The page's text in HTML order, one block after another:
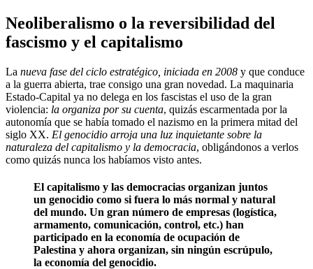
Neoliberalismo o la reversibilidad del
fascismo y el capitalismo
La nueva fase del ciclo estratégico, iniciada en 2008 y que conduce
a la guerra abierta, trae consigo una gran novedad. La maquinaria
Estado-Capital ya no delega en los fascistas el uso de la gran
violencia: la organiza por su cuenta, quizás escarmentada por la
autonomía que se había tomado el nazismo en la primera mitad del
siglo XX. El genocidio arroja una luz inquietante sobre la
naturaleza del capitalismo y la democracia, obligándonos a verlos
como quizás nunca los habíamos visto antes.
El capitalismo y las democracias organizan juntos
un genocidio como si fuera lo más normal y natural
del mundo. Un gran número de empresas (logística,
armamento, comunicación, control, etc.) han
participado en la economía de ocupación de
Palestina y ahora organizan, sin ningún escrúpulo,
la economía del genocidio.